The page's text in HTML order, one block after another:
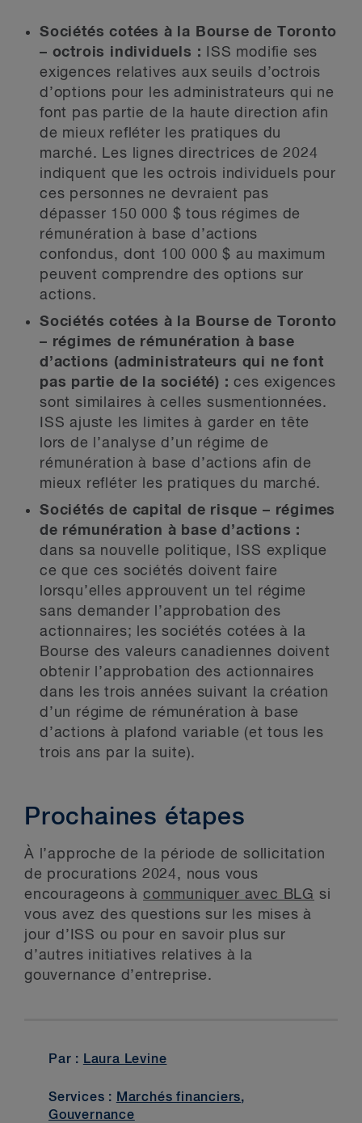
Sociétés cotées à la Bourse de Toronto
– octrois individuels :
ISS modifie ses
exigences relatives aux seuils d’octrois
d’options pour les administrateurs qui ne
font pas partie de la haute direction afin
de mieux refléter les pratiques du
marché. Les lignes directrices de 2024
indiquent que les octrois individuels pour
ces personnes ne devraient pas
dépasser 150 000 $ tous régimes de
rémunération à base d’actions
confondus, dont 100 000 $ au maximum
peuvent comprendre des options sur
actions.
Sociétés cotées à la Bourse de Toronto
– régimes de rémunération à base
d’actions (administrateurs qui ne font
pas partie de la société) :ces exigences
sont similaires à celles susmentionnées.
ISS ajuste les limites à garder en tête
lors de l’analyse d’un régime de
rémunération à base d’actions afin de
mieux refléter les pratiques du marché.
Sociétés de capital de risque – régimes
de rémunération à base d’actions :
dans sa nouvelle politique, ISS explique
ce que ces sociétés doivent faire
lorsqu’elles approuvent un tel régime
sans demander l’approbation des
actionnaires; les sociétés cotées à la
Bourse des valeurs canadiennes doivent
obtenir l’approbation des actionnaires
dans les trois années suivant la création
d’un régime de rémunération à base
d’actions à plafond variable (et tous les
trois ans par la suite).
Prochaines étapes
À l’approche de la période de sollicitation
de procurations 2024, nous vous
encourageons àcommuniquer avec BLG si
vous avez des questions sur les mises à
jour d’ISS ou pour en savoir plus sur
d’autres initiatives relatives à la
gouvernance d’entreprise.
Par : Laura Levine
Services : Marchés financiers,
Gouvernance